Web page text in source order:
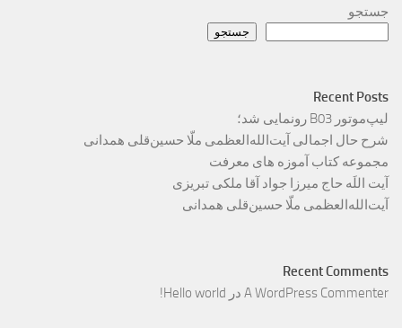
جستجو
جستجو
Recent Posts
لیپ‌موتور B03 رونمایی شد؛
شرح حال اجمالی آیت‌الله‌العظمی ملّا حسین‌قلی همدانی
مجموعه کتاب آموزه های معرفت
آیت اللَه حاج میرزا جواد آقا ملکی تبریزی
آیت‌الله‌العظمی ملّا حسین‌قلی همدانی
Recent Comments
A WordPress Commenter در Hello world!